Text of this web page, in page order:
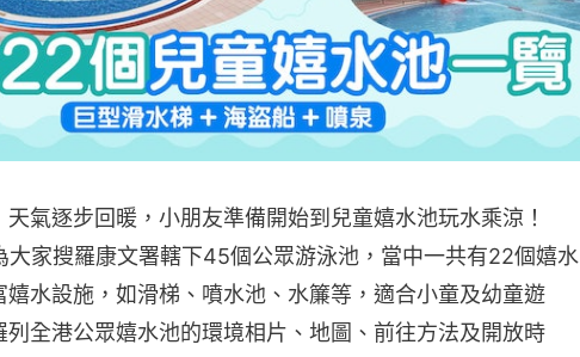
天氣逐步回暖，小朋友準備開始到兒童嬉水池玩水乘涼！
大家搜羅康文署轄下45個公眾游泳池，當中一共有22個嬉水
嬉水設施，如滑梯、噴水池、水簾等，適合小童及幼童遊
列全港公眾嬉水池的環境相片、地圖、前往方法及開放時